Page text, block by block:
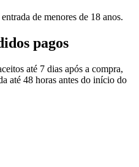
de menores de 18 anos.
pagos
até 7 dias após a compra,
até 48 horas antes do início do